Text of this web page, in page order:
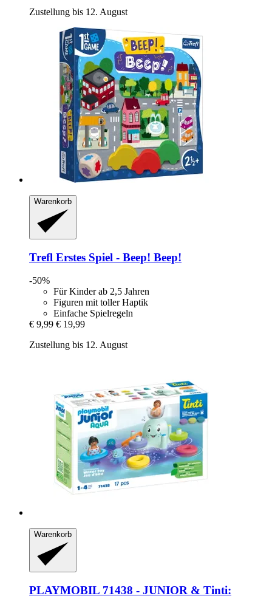
Zustellung bis 12. August
Warenkorb
Trefl Erstes Spiel -​ Beep! Beep!
-50%
Für Kinder ab 2,5 Jahren
Figuren mit toller Haptik
Einfache Spielregeln
€ 9,99 € 19,99
Zustellung bis 12. August
Warenkorb
PLAYMOBIL 71438 -​ JUNIOR & Tinti: